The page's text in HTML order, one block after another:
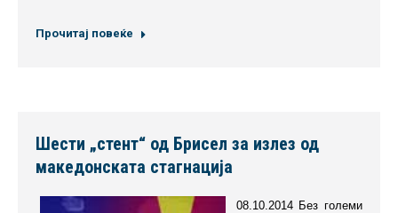
Прочитај повеќе
Шести „стент“ од Брисел за излез од
македонската стагнација
08.10.2014 Без големи